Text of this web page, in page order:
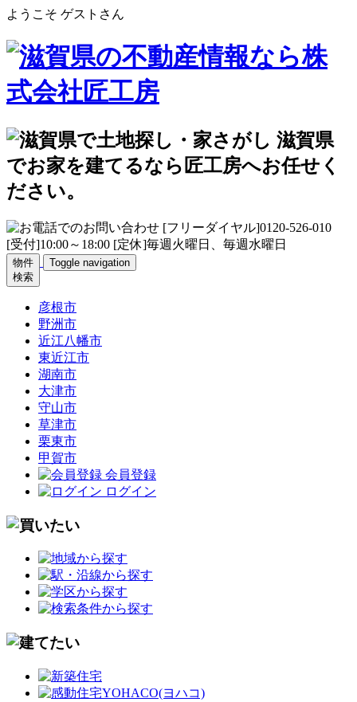
ようこそ ゲストさん
物件
検索
Toggle navigation
彦根市
野洲市
近江八幡市
東近江市
湖南市
大津市
守山市
草津市
栗東市
甲賀市
会員登録
ログイン